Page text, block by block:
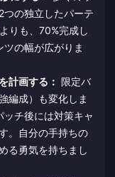
つの独立したパーテ
りも、70%完成し
の幅が広がりま
計画する： 限定バ
編成）も変化しま
チ後には対策キャ
。自分の手持ちの
る勇気を持ちまし